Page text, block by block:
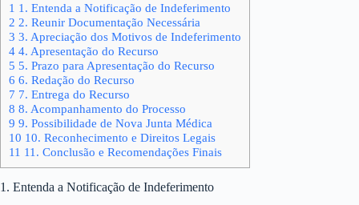
1 1. Entenda a Notificação de Indeferimento
2 2. Reunir Documentação Necessária
3 3. Apreciação dos Motivos de Indeferimento
4 4. Apresentação do Recurso
5 5. Prazo para Apresentação do Recurso
6 6. Redação do Recurso
7 7. Entrega do Recurso
8 8. Acompanhamento do Processo
9 9. Possibilidade de Nova Junta Médica
10 10. Reconhecimento e Direitos Legais
11 11. Conclusão e Recomendações Finais
1. Entenda a Notificação de Indeferimento